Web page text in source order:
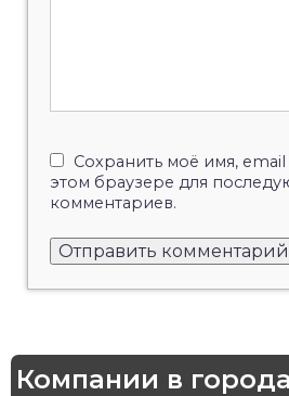
Сохранить моё имя, email
этом браузере для
комментариев.
Компании в